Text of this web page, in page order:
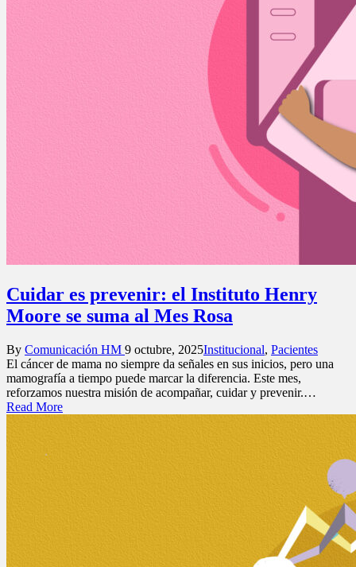
Cuidar es prevenir: el Instituto Henry
Moore se suma al Mes Rosa
Posted
by
By Comunicación HM 9 octubre, 2025Posted
in
Institucional, Pacientes
El cáncer de mama no siempre da señales en sus inicios, pero una
mamografía a tiempo puede marcar la diferencia. Este mes,
reforzamos nuestra misión de acompañar, cuidar y prevenir.…
Read More